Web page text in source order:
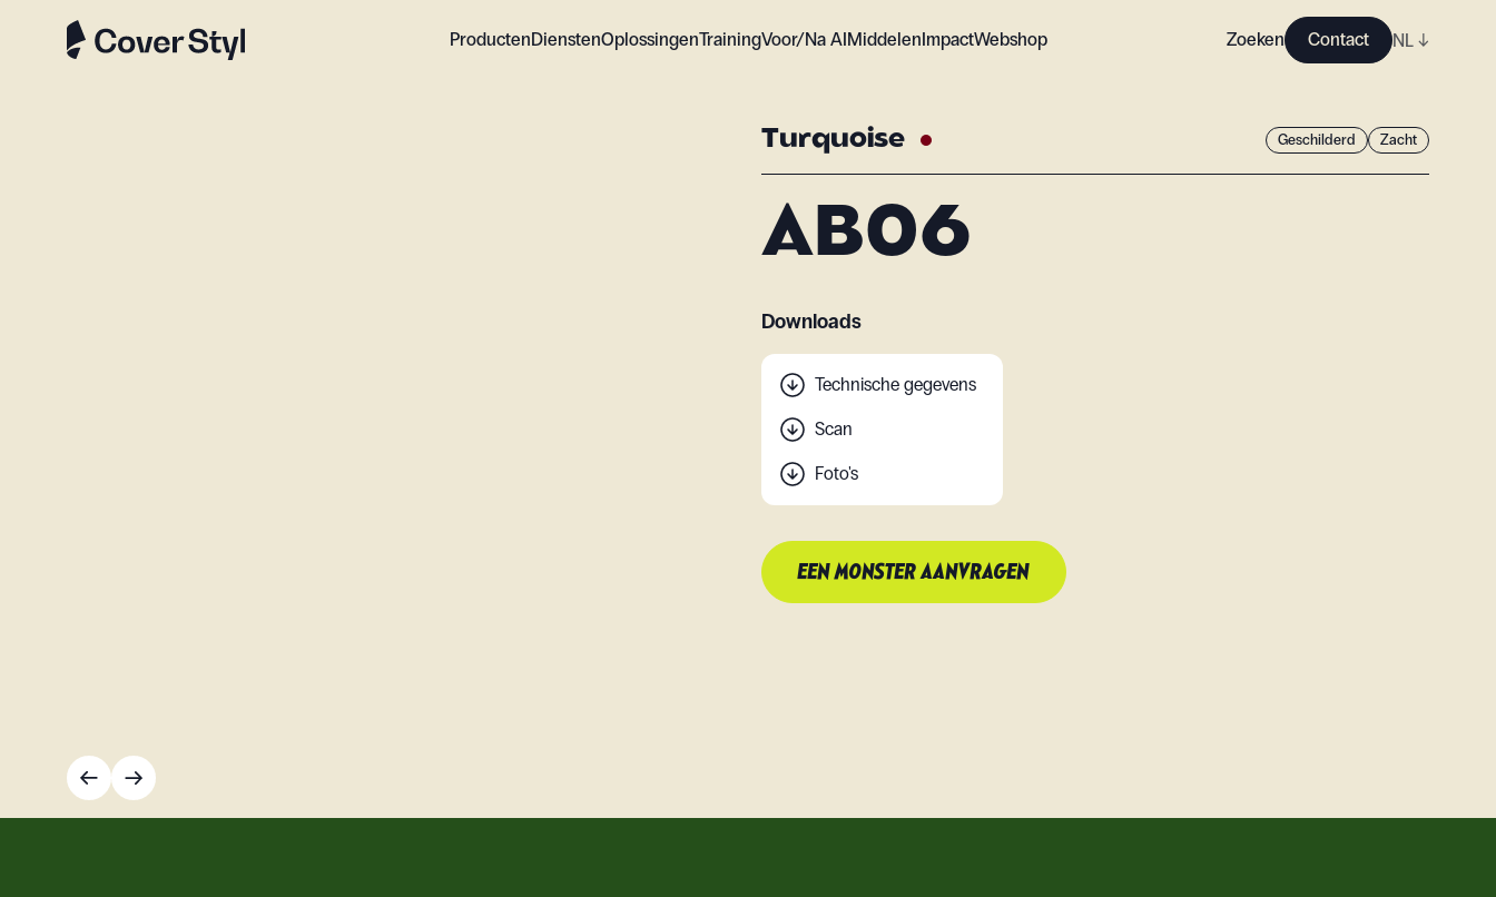
ProductenDienstenOplossingenTrainingVoor/Na AIMiddelenImpactWebshop Zoeken Contact NL ↓
Turquoise Geschilderd Zacht
AB06
Downloads
Technische gegevens
Scan
Foto's
EEN MONSTER AANVRAGEN